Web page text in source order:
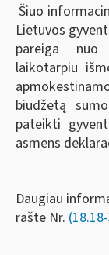
Šiuo
Lietuvos
pareiga nuo
laikotarpiu
biudžetą
pateikti
asmens
Daugiau
rašte Nr.